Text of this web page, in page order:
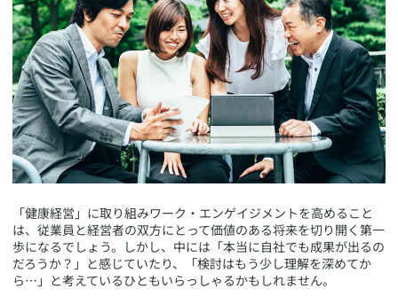
​「健康経営」に取り組みワーク・エンゲイジメントを高めること
は、従業員と経営者の双方にとって価値のある将来を切り開く第一
歩になるでしょう。しかし、中には「本当に自社でも成果が出るの
だろうか？」と感じていたり、「検討はもう少し理解を深めてか
ら…」と考えているひともいらっしゃるかもしれません。